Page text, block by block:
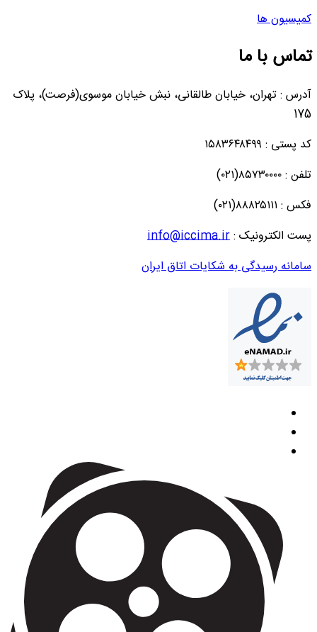
کمیسیون ها
تماس با ما
آدرس : تهران، خیابان طالقانی، نبش خیابان موسوی(فرصت)، پلاک
175
کد پستی : ۱۵۸۳۶۴۸۴۹۹
تلفن : ۸۵۷۳۰۰۰۰(۰۲۱)
فکس : ۸۸۸۲۵۱۱۱(۰۲۱)
پست الکترونیک :info@iccima.ir
سامانه رسیدگی به شکایات اتاق ایران